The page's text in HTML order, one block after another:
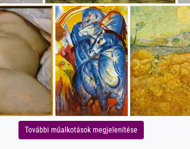
További műalkotások megjelenítése